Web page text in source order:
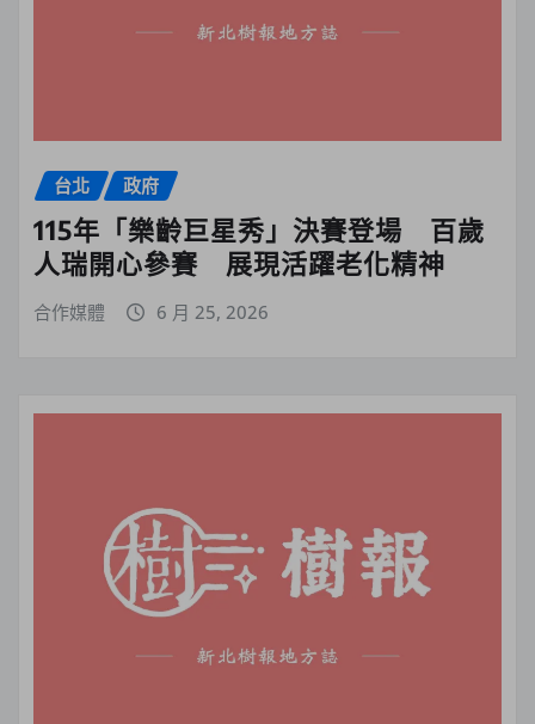
台北 政府
115年「樂齡巨星秀」決賽登場 百歲
人瑞開心參賽 展現活躍老化精神
合作媒體 6 月 25, 2026